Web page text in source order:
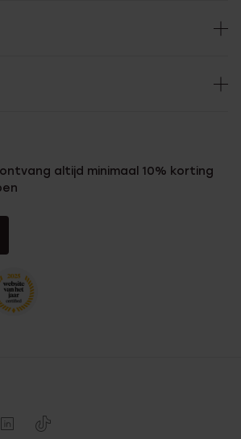
altijd minimaal 10% korting